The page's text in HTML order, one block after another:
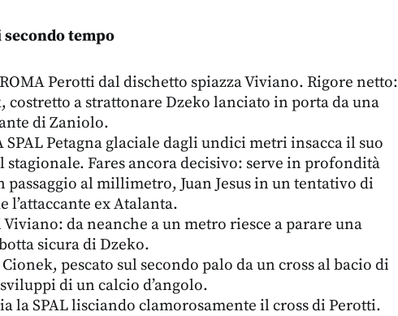
tempo
ROMA Perotti dal dischetto spiazza Viviano. Rigore netto:
costretto a strattonare Dzeko lanciato in porta da una
di Zaniolo.
SPAL Petagna glaciale dagli undici metri insacca il suo
stagionale. Fares ancora decisivo: serve in profondità
passaggio al millimetro, Juan Jesus in un tentativo di
l’attaccante ex Atalanta.
Viviano: da neanche a un metro riesce a parare una
sicura di Dzeko.
Cionek, pescato sul secondo palo da un cross al bacio di
di un calcio d’angolo.
la SPAL lisciando clamorosamente il cross di Perotti.